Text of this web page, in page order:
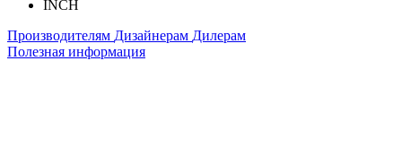
INCH
Производителям Дизайнерам Дилерам
Полезная информация